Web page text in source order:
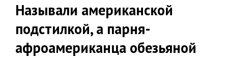
Называли американской
подстилкой, а парня-
афроамериканца обезьяной